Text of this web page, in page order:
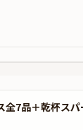
全7品＋乾杯ス